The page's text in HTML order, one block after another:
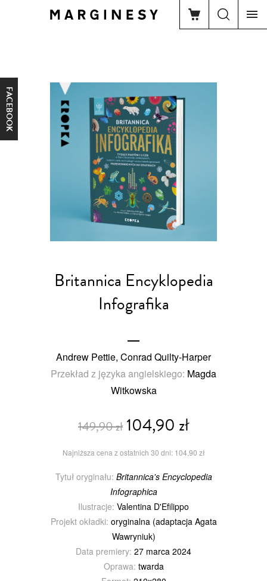
FACEBOOK
Britannica Encyklopedia
Infografika
Andrew Pettie, Conrad Quilty-Harper
Przekład z języka angielskiego: Magda
Witkowska
149,90 zł104,90 zł
Najniższa cena z ostatnich 30 dni: 104,90 zł
Tytuł oryginału: Britannica's Encyclopedia
Infographica
Ilustracje: Valentina D'Efilippo
Projekt okładki: oryginalna (adaptacja Agata
Wawryniuk)
Data premiery: 27 marca 2024
Oprawa: twarda